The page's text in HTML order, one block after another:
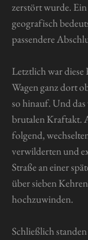
zerstört wurde.
geografisch
passendere
Letztlich war diese
Wagen ganz dort
so hinauf. Und
brutalen Kraftakt.
folgend,
verwilderten und
Straße an einer
über sieben
hochzuwinden.
Schließlich